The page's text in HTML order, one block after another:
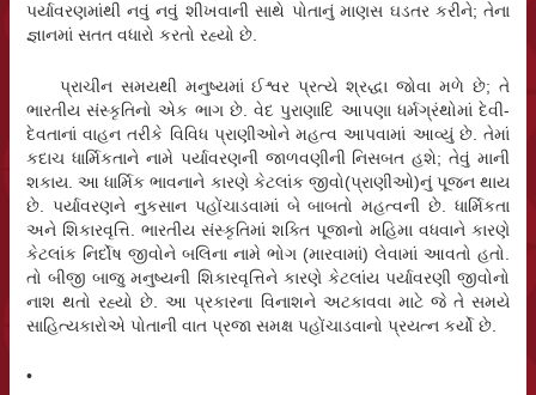
પર્યાવરણમાંથી નવું નવું શીખવાની સાથે પોતાનું માણસ ઘડતર કરીને; તેના
જ્ઞાનમાં સતત વધારો કરતો રહ્યો છે.
પ્રાચીન સમયથી મનુષ્યમાં ઈશ્વર પ્રત્યે શ્રદ્ધા જોવા મળે છે; તે
ભારતીય સંસ્કૃતિનો એક ભાગ છે. વેદ પુરાણાદિ આપણા ધર્મગ્રંથોમાં દેવી-
દેવતાનાં વાહન તરીકે વિવિધ પ્રાણીઓને મહત્વ આપવામાં આવ્યું છે. તેમાં
કદાચ ધાર્મિકતાને નામે પર્યાવરણની જાળવણીની નિસબત હશે; તેવું માની
શકાય. આ ધાર્મિક ભાવનાને કારણે કેટલાંક જીવો(પ્રાણીઓ)નું પૂજન થાય
છે. પર્યાવરણને નુકસાન પહોંચાડવામાં બે બાબતો મહત્વની છે. ધાર્મિકતા
અને શિકારવૃત્તિ. ભારતીય સંસ્કૃતિમાં શક્તિ પૂજાનો મહિમા વધવાને કારણે
કેટલાંક નિર્દોષ જીવોને બલિના નામે ભોગ (મારવામાં) લેવામાં આવતો હતો.
તો બીજી બાજુ મનુષ્યની શિકારવૃત્તિને કારણે કેટલાંય પર્યાવરણી જીવોનો
નાશ થતો રહ્યો છે. આ પ્રકારના વિનાશને અટકાવવા માટે જે તે સમયે
સાહિત્યકારોએ પોતાની વાત પ્રજા સમક્ષ પહોંચાડવાનો પ્રયત્ન કર્યો છે.
•